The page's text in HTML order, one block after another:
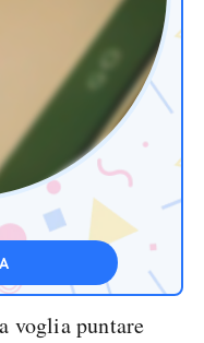
voglia puntare